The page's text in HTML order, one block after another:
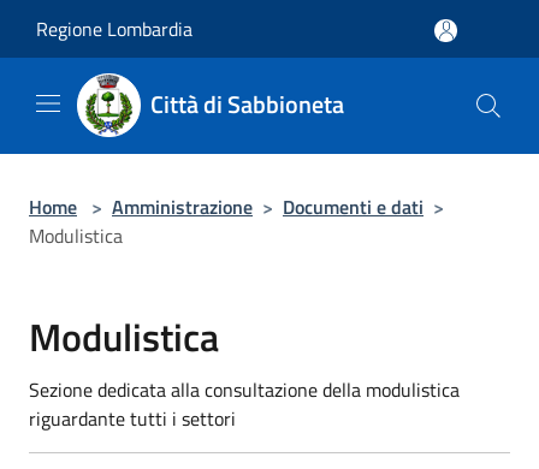
Regione Lombardia
Città di Sabbioneta
Home > Amministrazione > Documenti e dati >
Modulistica
Modulistica
Sezione dedicata alla consultazione della modulistica
riguardante tutti i settori